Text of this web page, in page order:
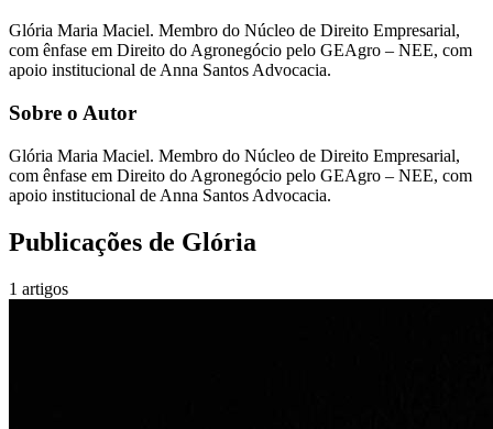
Glória Maria Maciel. Membro do Núcleo de Direito Empresarial,
com ênfase em Direito do Agronegócio pelo GEAgro – NEE, com
apoio institucional de Anna Santos Advocacia.
Sobre o Autor
Glória Maria Maciel. Membro do Núcleo de Direito Empresarial,
com ênfase em Direito do Agronegócio pelo GEAgro – NEE, com
apoio institucional de Anna Santos Advocacia.
Publicações de Glória
1 artigos